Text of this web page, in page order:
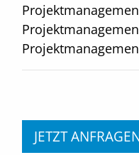
JETZT